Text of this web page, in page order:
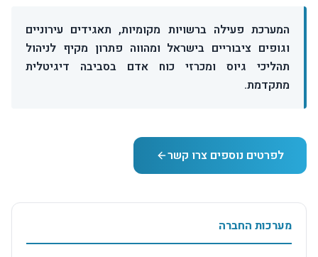
המערכת פעילה ברשויות מקומיות, תאגידים עירוניים
וגופים ציבוריים בישראל ומהווה פתרון מקיף לניהול
תהליכי גיוס ומכרזי כוח אדם בסביבה דיגיטלית
מתקדמת.
לפרטים נוספים צרו קשר
מערכות החברה